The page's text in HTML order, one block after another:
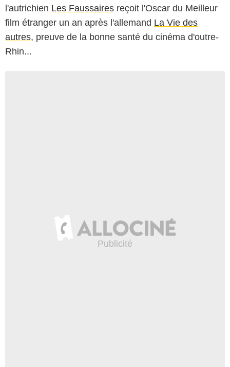
l'autrichien Les Faussaires reçoit l'Oscar du Meilleur
film étranger un an après l'allemand La Vie des
autres, preuve de la bonne santé du cinéma d'outre-
Rhin...